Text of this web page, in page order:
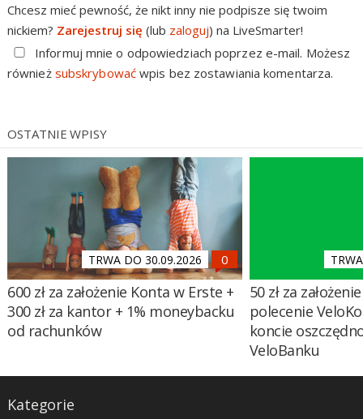
Chcesz mieć pewność, że nikt inny nie podpisze się twoim
nickiem? Zarejestruj się (lub zaloguj) na LiveSmarter!
Informuj mnie o odpowiedziach poprzez e-mail. Możesz
również subskrybowaćwpis bez zostawiania komentarza.
OSTATNIE WPISY
TRWA DO 30.09.2026
600 zł za założenie Konta w Erste +
300 zł za kantor + 1% moneybacku
od rachunków
50 zł za
polecenie
koncie
VeloBanku
Kategorie